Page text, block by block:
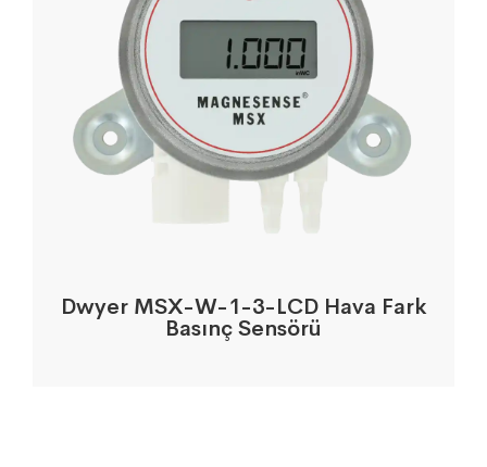
Dwyer MSX-W-1-3-LCD Hava Fark
Basınç Sensörü